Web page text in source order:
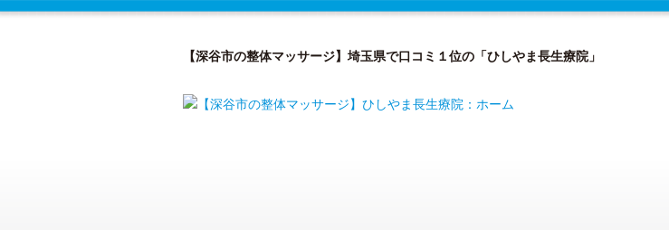
【深谷市の整体マッサージ】埼玉県で口コミ１位の「ひしやま長生療院」